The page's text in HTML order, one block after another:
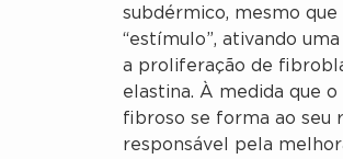
subdérmico, mesmo
“estímulo”, ativando
a proliferação de
elastina. À medida que
fibroso se forma ao seu
responsável pela